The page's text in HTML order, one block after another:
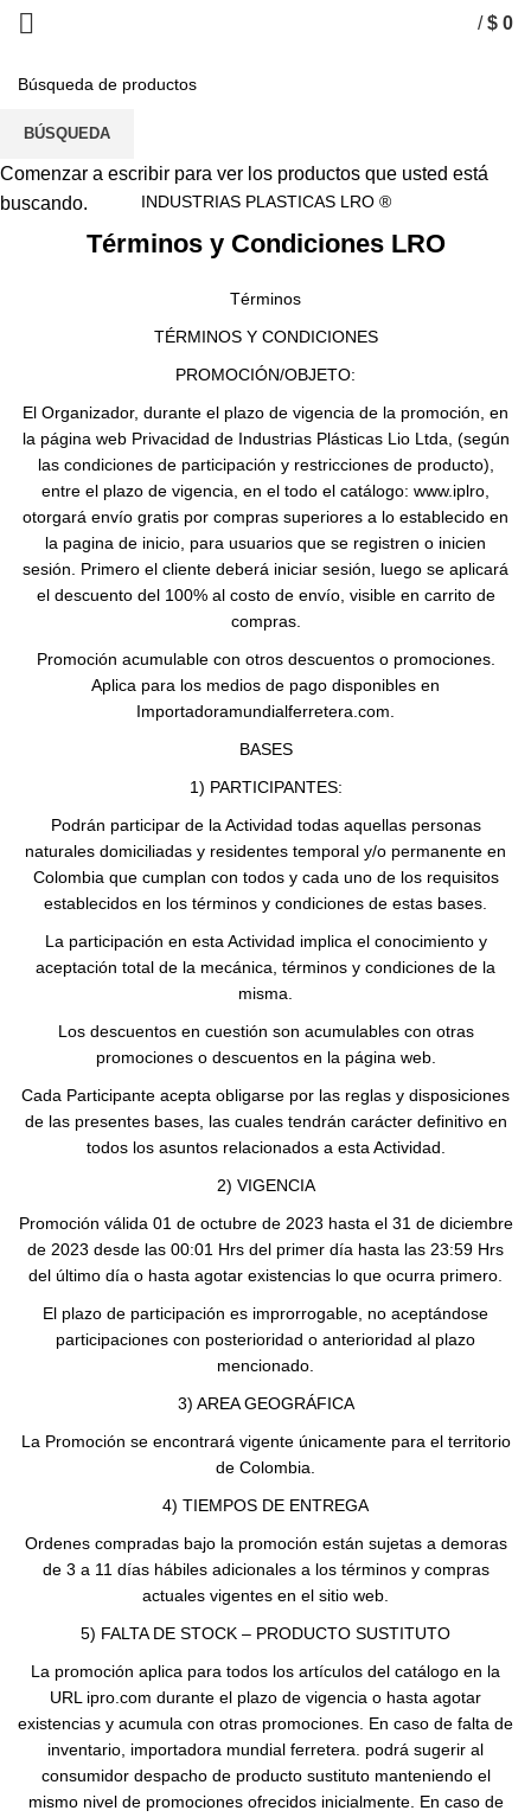
/ $ 0
Términos y Condiciones
CASA TÉRMINOS Y CONDICIONES
INDUSTRIAS PLASTICAS LRO ®
Términos y Condiciones LRO
Términos
TÉRMINOS Y CONDICIONES
PROMOCIÓN/OBJETO:
El Organizador, durante el plazo de vigencia de la promoción, en
la página web Privacidad de Industrias Plásticas Lio Ltda, (según
las condiciones de participación y restricciones de producto),
entre el plazo de vigencia, en el todo el catálogo: www.iplro,
otorgará envío gratis por compras superiores a lo establecido en
la pagina de inicio, para usuarios que se registren o inicien
sesión. Primero el cliente deberá iniciar sesión, luego se aplicará
el descuento del 100% al costo de envío, visible en carrito de
compras.
Promoción acumulable con otros descuentos o promociones.
Aplica para los medios de pago disponibles en
Importadoramundialferretera.com.
BASES
1) PARTICIPANTES:
Podrán participar de la Actividad todas aquellas personas
naturales domiciliadas y residentes temporal y/o permanente en
Colombia que cumplan con todos y cada uno de los requisitos
establecidos en los términos y condiciones de estas bases.
La participación en esta Actividad implica el conocimiento y
aceptación total de la mecánica, términos y condiciones de la
misma.
Los descuentos en cuestión son acumulables con otras
promociones o descuentos en la página web.
Cada Participante acepta obligarse por las reglas y disposiciones
de las presentes bases, las cuales tendrán carácter definitivo en
todos los asuntos relacionados a esta Actividad.
2) VIGENCIA
Promoción válida 01 de octubre de 2023 hasta el 31 de diciembre
de 2023 desde las 00:01 Hrs del primer día hasta las 23:59 Hrs
del último día o hasta agotar existencias lo que ocurra primero.
El plazo de participación es improrrogable, no aceptándose
participaciones con posterioridad o anterioridad al plazo
mencionado.
3) AREA GEOGRÁFICA
La Promoción se encontrará vigente únicamente para el territorio
de Colombia.
4) TIEMPOS DE ENTREGA
Ordenes compradas bajo la promoción están sujetas a demoras
de 3 a 11 días hábiles adicionales a los términos y compras
actuales vigentes en el sitio web.
5) FALTA DE STOCK – PRODUCTO SUSTITUTO
La promoción aplica para todos los artículos del catálogo en la
URL ipro.com durante el plazo de vigencia o hasta agotar
existencias y acumula con otras promociones. En caso de falta de
inventario, importadora mundial ferretera. podrá sugerir al
consumidor despacho de producto sustituto manteniendo el
mismo nivel de promociones ofrecidos inicialmente. En caso de
BÚSQUEDA
Comenzar a escribir para ver los productos que usted está
buscando.